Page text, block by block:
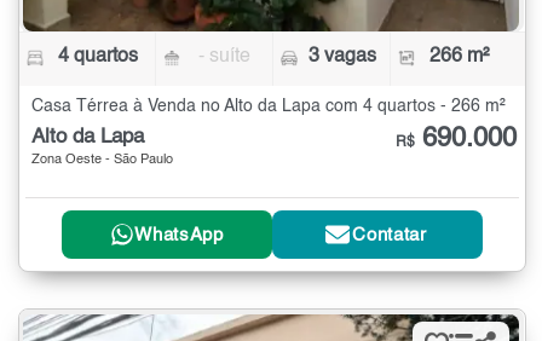
4 quartos - suíte 3 vagas 266 m²
Casa Térrea à Venda no Alto da Lapa com 4 quartos - 266 m²
Alto da Lapa
Zona Oeste - São Paulo
R$ 690.000
WhatsApp Contatar